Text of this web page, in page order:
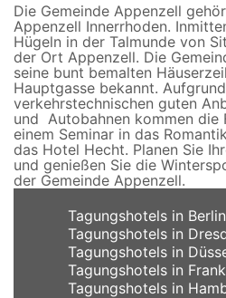
Die Gemeinde Appenzell
Appenzell Innerrhoden.
Hügeln in der Talmunde von
der Ort Appenzell. Die
seine bunt bemalten
Hauptgasse bekannt.
verkehrstechnischen guten
und Autobahnen kommen die
einem Seminar in das
das Hotel Hecht. Planen Sie
und genießen Sie die
der Gemeinde Appenzell.
Tagungshotels in Berlin
Tagungshotels in
Tagungshotels in
Tagungshotels in
Tagungshotels in